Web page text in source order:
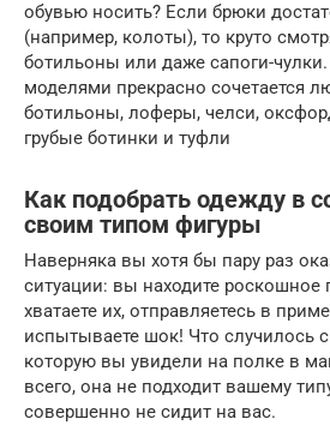
обувью носить? Если брюки
(например, колоты), то круто
ботильоны или даже сапоги-
моделями прекрасно сочетается
ботильоны, лоферы, челси,
грубые ботинки и туфли
Как подобрать одежду в
своим типом фигуры
Наверняка вы хотя бы пару раз
ситуации: вы находите роскошное
хватаете их, отправляетесь в
испытываете шок! Что случилось
которую вы увидели на полке в
всего, она не подходит вашему
совершенно не сидит на вас.